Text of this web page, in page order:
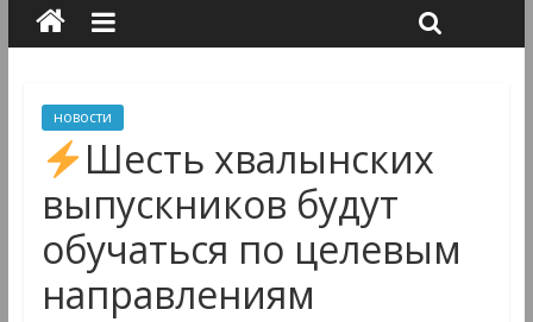
новости
Шесть хвалынских
выпускников будут
обучаться по целевым
направлениям